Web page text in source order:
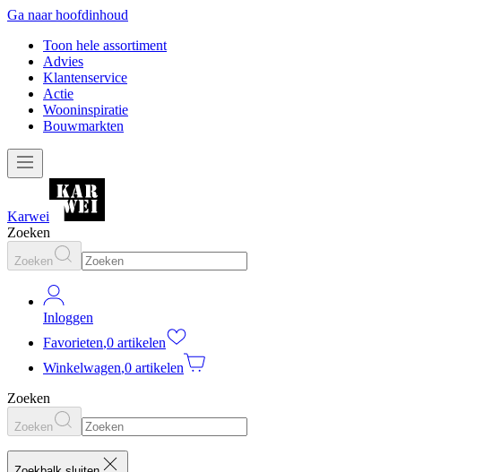
Ga naar hoofdinhoud
Toon hele assortiment
Advies
Klantenservice
Actie
Wooninspiratie
Bouwmarkten
Karwei
Zoeken
Zoeken
Inloggen
Favorieten,0 artikelen
Winkelwagen,0 artikelen
Zoeken
Zoeken